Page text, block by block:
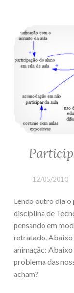
12/05/2010
Lendo outro dia o
disciplina de
pensando em
retratado. Abaixo
animação:
problema das
acham?